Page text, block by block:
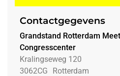
Contactgegevens
Grandstand Rotterdam
Congresscenter
Kralingseweg 120
3062CG
Rotterdam